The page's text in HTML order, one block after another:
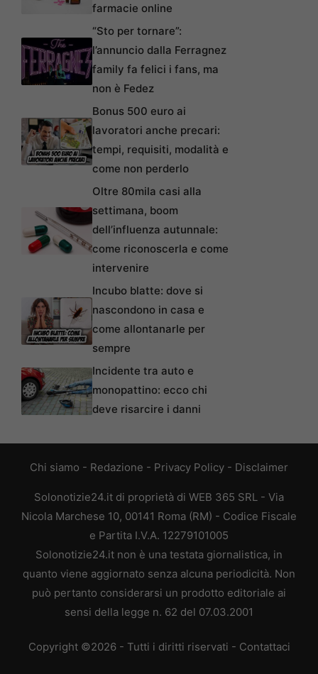
farmacie online
“Sto per tornare”:
l’annuncio dalla Ferragnez
family fa felici i fans, ma
non è Fedez
Bonus 500 euro ai
lavoratori anche precari:
tempi, requisiti, modalità e
come non perderlo
Oltre 80mila casi alla
settimana, boom
dell’influenza autunnale:
come riconoscerla e come
intervenire
Incubo blatte: dove si
nascondono in casa e
come allontanarle per
sempre
Incidente tra auto e
monopattino: ecco chi
deve risarcire i danni
Chi siamo - Redazione - Privacy Policy - Disclaimer
Solonotizie24.it di proprietà di WEB 365 SRL - Via
Nicola Marchese 10, 00141 Roma (RM) - Codice Fiscale
e Partita I.V.A. 12279101005
Solonotizie24.it non è una testata giornalistica, in
quanto viene aggiornato senza alcuna periodicità. Non
può pertanto considerarsi un prodotto editoriale ai
sensi della legge n. 62 del 07.03.2001
Copyright ©2026 - Tutti i diritti riservati - Contattaci